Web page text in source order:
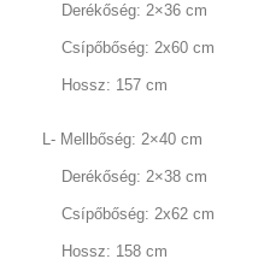
Derékőség: 2×36 cm
Csípőbőség: 2x60 cm
Hossz: 157 cm
L- Mellbőség: 2×40 cm
Derékőség: 2×38 cm
Csípőbőség: 2x62 cm
Hossz: 158 cm